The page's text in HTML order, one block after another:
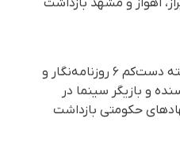
اهواز و مشهد بازداشت
قابل ذکر است که طی ماه گذشته دست‌کم ۶ روزنامه‌نگار و
نویسنده و بازیگر سینما در
حکومتی بازداشت